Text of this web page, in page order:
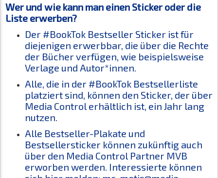
Wer und wie kann man einen Sticker oder die
Liste erwerben?
Der #BookTok Bestseller Sticker ist für
diejenigen erwerbbar, die über die Rechte
der Bücher verfügen, wie beispielsweise
Verlage und Autor*innen.
Alle, die in der #BookTok Bestsellerliste
platziert sind, können den Sticker, der über
Media Control erhältlich ist, ein Jahr lang
nutzen.
Alle Bestseller-Plakate und
Bestsellersticker können zukünftig auch
über den Media Control Partner MVB
erworben werden. Interessierte können